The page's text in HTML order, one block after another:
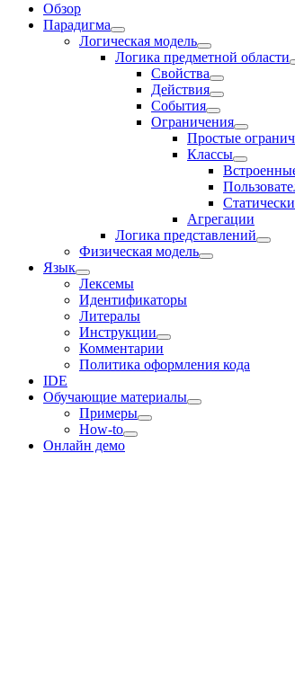
Обзор
Парадигма
Логическая модель
Логика предметной области
Свойства
Действия
События
Ограничения
Простые
Классы
Агрегации
Логика представлений
Физическая модель
Язык
Лексемы
Идентификаторы
Литералы
Инструкции
Комментарии
Политика оформления кода
IDE
Обучающие материалы
Примеры
How-to
Онлайн демо